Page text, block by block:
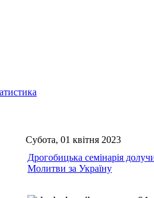
Субота, 01 квітня 2023
Дрогобицька семінарія
Молитви за Україну